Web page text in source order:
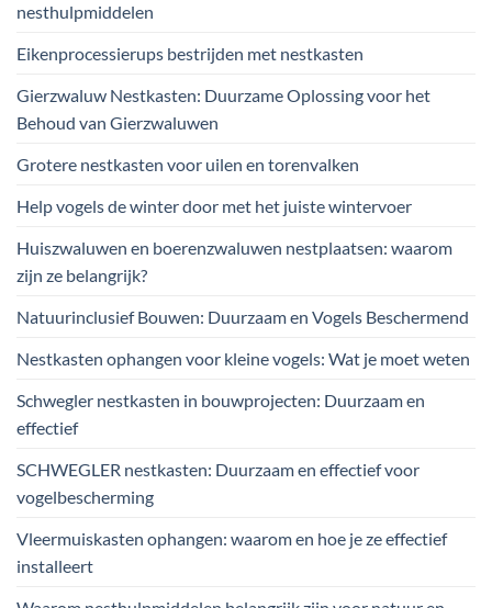
nesthulpmiddelen
Eikenprocessierups bestrijden met nestkasten
Gierzwaluw Nestkasten: Duurzame Oplossing voor het
Behoud van Gierzwaluwen
Grotere nestkasten voor uilen en torenvalken
Help vogels de winter door met het juiste wintervoer
Huiszwaluwen en boerenzwaluwen nestplaatsen: waarom
zijn ze belangrijk?
Natuurinclusief Bouwen: Duurzaam en Vogels Beschermend
Nestkasten ophangen voor kleine vogels: Wat je moet weten
Schwegler nestkasten in bouwprojecten: Duurzaam en
effectief
SCHWEGLER nestkasten: Duurzaam en effectief voor
vogelbescherming
Vleermuiskasten ophangen: waarom en hoe je ze effectief
installeert